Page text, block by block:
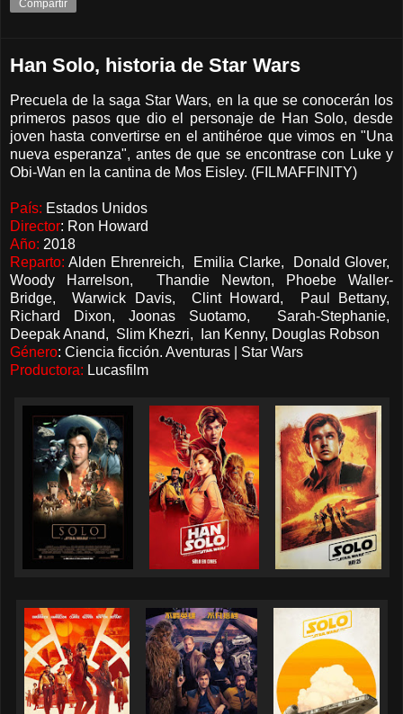
Compartir
Han Solo, historia de Star Wars
Precuela de la saga Star Wars, en la que se conocerán los
primeros pasos que dio el personaje de Han Solo, desde
joven hasta convertirse en el antihéroe que vimos en "Una
nueva esperanza", antes de que se encontrase con Luke y
Obi-Wan en la cantina de Mos Eisley. (FILMAFFINITY)
País: Estados Unidos
Director: Ron Howard
Año: 2018
Reparto: Alden Ehrenreich, Emilia Clarke, Donald Glover,
Woody Harrelson, Thandie Newton, Phoebe Waller-
Bridge, Warwick Davis, Clint Howard, Paul Bettany,
Richard Dixon, Joonas Suotamo, Sarah-Stephanie,
Deepak Anand, Slim Khezri, Ian Kenny, Douglas Robson
Género: Ciencia ficción. Aventuras | Star Wars
Productora: Lucasfilm